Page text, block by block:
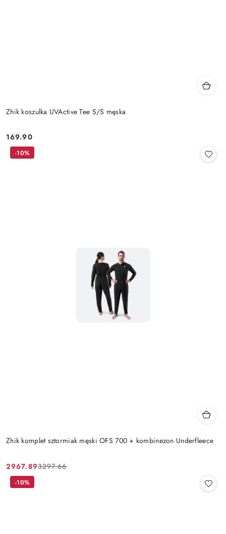
Zhik koszulka UVActive Tee S/S męska
Cena:
169.90
Zhik komplet sztormiak męski OFS 700 + kombinezon Underfleece
Cena
promocyjna:
2967.89
Cena
przed
3297.66
-10%
-10%